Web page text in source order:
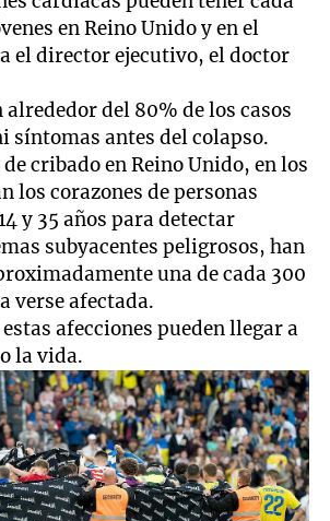
en Reino Unido y en el
el director ejecutivo, el doctor
alrededor del 80% de los casos
síntomas antes del colapso.
cribado en Reino Unido, en los
los corazones de personas
y 35 años para detectar
subyacentes peligrosos, han
una de cada 300
verse afectada.
afecciones pueden llegar a
la vida.